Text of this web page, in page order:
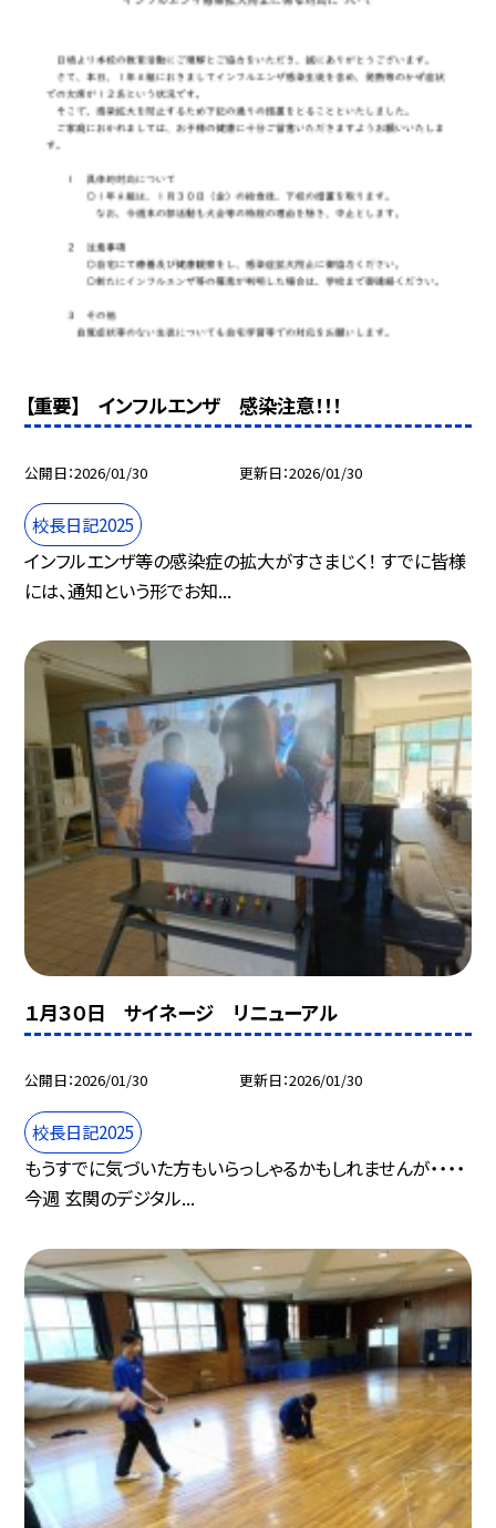
【重要】 インフルエンザ 感染注意！！！
公開日 2026/01/30 更新日 2026/01/30
校長日記2025
インフルエンザ等の感染症の拡大がすさまじく！ すでに皆様
には、通知という形でお知...
１月３０日 サイネージ リニューアル
公開日 2026/01/30 更新日 2026/01/30
校長日記2025
もうすでに気づいた方もいらっしゃるかもしれませんが・・・・
今週 玄関のデジタル...